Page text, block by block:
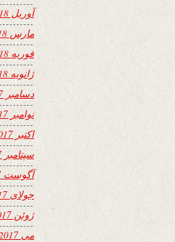
آوریل 2018
مارس 2018
فوریه 2018
ژانویه 2018
دسامبر 2017
نوامبر 2017
اکتبر 2017
سپتامبر 2017
آگوست 2017
جولای 2017
ژوئن 2017
می 2017